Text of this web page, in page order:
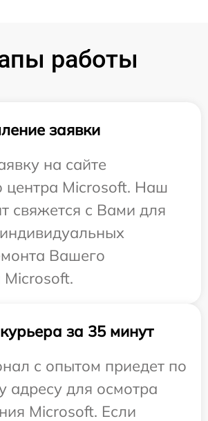
работы
заявки
на сайте
центра Microsoft. Наш
свяжется с Вами для
Вашего
Microsoft.
за 35 минут
с опытом приедет по
адресу для осмотра
Microsoft. Если